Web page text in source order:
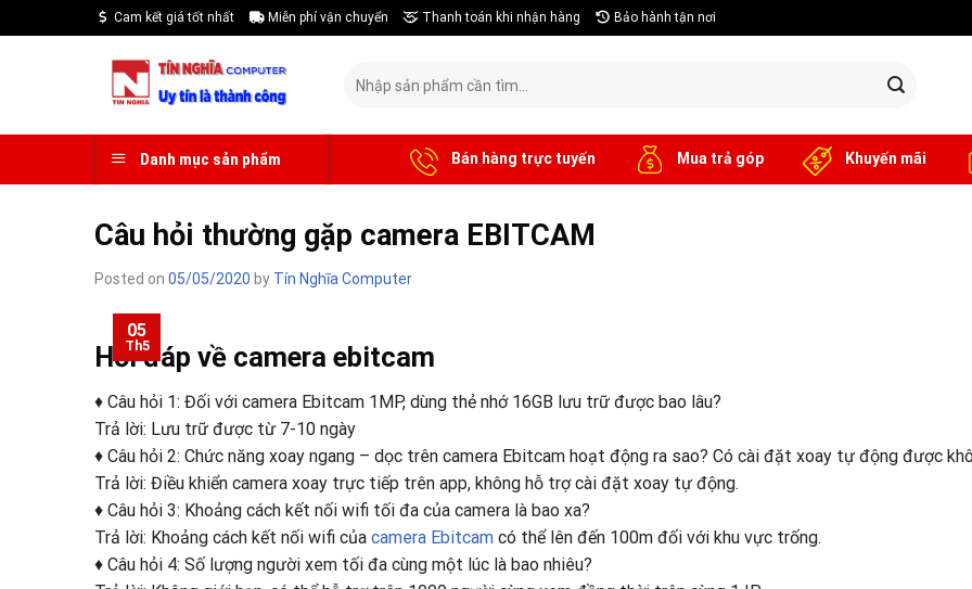
to
Cam kết giá tốt nhất Miễn phí vận chuyển Thanh toán khi nhận hàng Bảo hành tận nơi
kiếm:
Danh mục sản phẩm Bán hàng trực tuyến Mua trả góp Khuyến mãi
Câu hỏi thường gặp camera EBITCAM
Posted on 05/05/2020 by Tín Nghĩa Computer
05
Th5
Hỏi đáp về camera ebitcam
♦ Câu hỏi 1: Đối với camera Ebitcam 1MP, dùng thẻ nhớ 16GB lưu trữ được bao lâu?
Trả lời: Lưu trữ được từ 7-10 ngày
♦ Câu hỏi 2: Chức năng xoay ngang – dọc trên camera Ebitcam hoạt động ra sao? Có cài đặt xoay tự động được
Trả lời: Điều khiển camera xoay trực tiếp trên app, không hỗ trợ cài đặt xoay tự động.
♦ Câu hỏi 3: Khoảng cách kết nối wifi tối đa của camera là bao xa?
Trả lời: Khoảng cách kết nối wifi của camera Ebitcam có thể lên đến 100m đối với khu vực trống.
♦ Câu hỏi 4: Số lượng người xem tối đa cùng một lúc là bao nhiêu?